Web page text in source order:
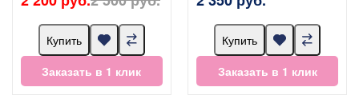
Купить
Заказать в 1 клик
Купить
Заказать в 1 клик